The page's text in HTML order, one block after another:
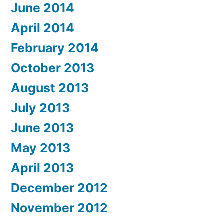
June 2014
April 2014
February 2014
October 2013
August 2013
July 2013
June 2013
May 2013
April 2013
December 2012
November 2012